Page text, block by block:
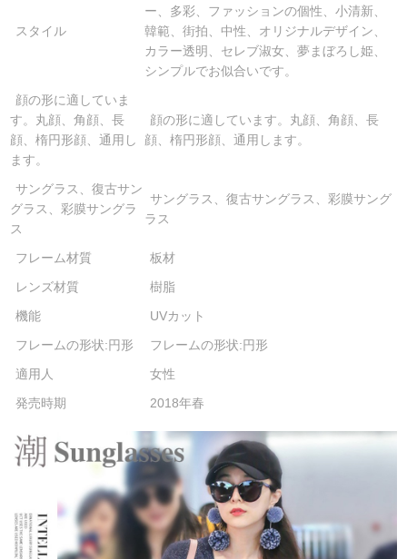
スタイル
ー、多彩、ファッションの個性、小清新、
韓範、街拍、中性、オリジナルデザイン、
カラー透明、セレブ淑女、夢まぼろし姫、
シンプルでお似合いです。
顔の形に適していま
す。丸顔、角顔、長
顔、楕円形顔、通用し
ます。
顔の形に適しています。丸顔、角顔、長
顔、楕円形顔、通用します。
サングラス、復古サン
グラス、彩膜サングラ
ス
サングラス、復古サングラス、彩膜サング
ラス
フレーム材質
板材
レンズ材質
樹脂
機能
UVカット
フレームの形状:円形
フレームの形状:円形
適用人
女性
発売時期
2018年春